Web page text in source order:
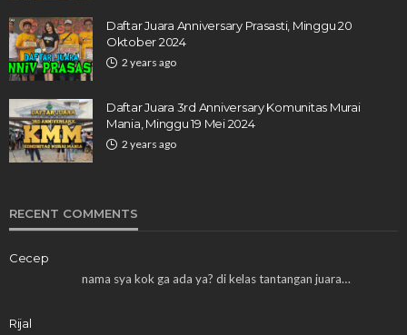
Daftar Juara Anniversary Prasasti, Minggu 20
Oktober 2024
2 years ago
Daftar Juara 3rd Anniversary Komunitas Murai
Mania, Minggu 19 Mei 2024
2 years ago
RECENT COMMENTS
Cecep
nama sya kok ga ada ya? di kelas tantangan juara…
Rijal